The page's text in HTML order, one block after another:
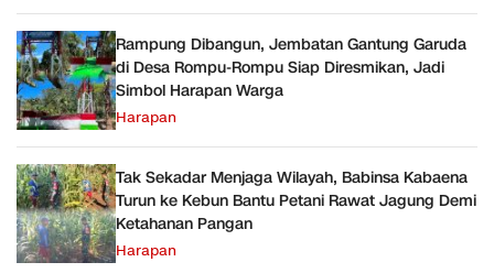
Rampung Dibangun, Jembatan Gantung Garuda
di Desa Rompu-Rompu Siap Diresmikan, Jadi
Simbol Harapan Warga
Harapan
Tak Sekadar Menjaga Wilayah, Babinsa Kabaena
Turun ke Kebun Bantu Petani Rawat Jagung Demi
Ketahanan Pangan
Harapan